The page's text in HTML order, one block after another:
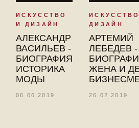
ИСКУССТВО
И ДИЗАЙН
АЛЕКСАНДР
ВАСИЛЬЕВ -
БИОГРАФИЯ
ИСТОРИКА
МОДЫ
06.06.2019
ДИЗАЙН
АРТЕМИЙ
ЛЕБЕДЕВ -
ЖЕНА И
26.02.2019